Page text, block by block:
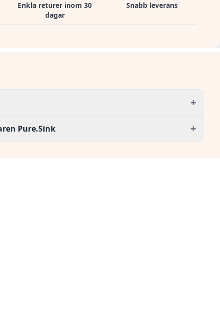
Enkla returer inom 30
dagar
Snabb leverans
+
Pure.Sink +